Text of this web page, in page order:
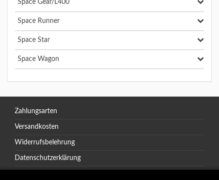
Space Gear/L400
Space Runner
Space Star
Space Wagon
Zahlungsarten
Versandkosten
Widerrufsbelehrung
Datenschutzerklärung